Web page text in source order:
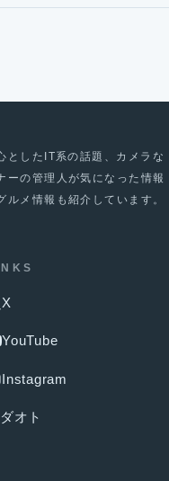
としたIT系の話題、カメラな
ーの管理人が気になった情報
メ情報も紹介しています。
X
YouTube
Instagram
オト